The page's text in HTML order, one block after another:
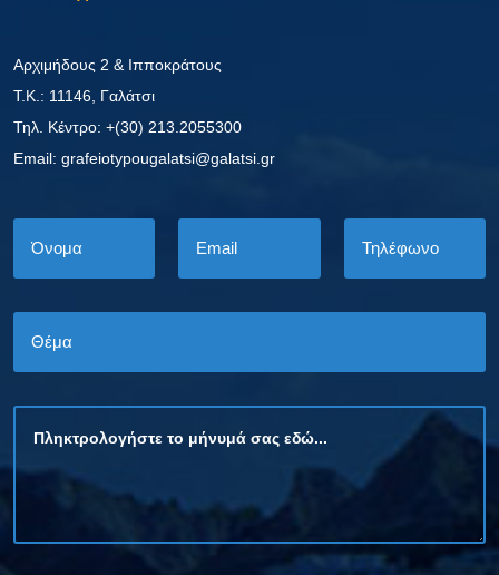
Αρχιμήδους 2 & Ιπποκράτους
Τ.Κ.: 11146, Γαλάτσι
Τηλ. Κέντρο: +(30) 213.2055300
Εmail: grafeiotypougalatsi@galatsi.gr